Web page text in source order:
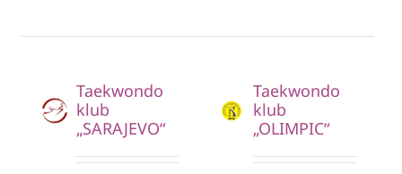
Taekwondo
klub
„SARAJEVO“
Taekwondo
klub
„OLIMPIC“